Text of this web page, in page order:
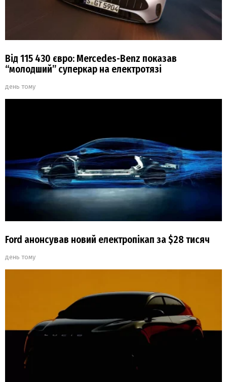
Від 115 430 євро: Mercedes-Benz показав
“молодший” суперкар на електротязі
день тому
Ford анонсував новий електропікап за $28 тисяч
день тому